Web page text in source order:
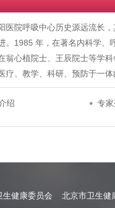
医院呼吸中心历史源远流长
。1985 年，在著名内科学、
翁心植院士、王辰院士等学
疗、教学、科研、预防于一
绍 专
生健康委员会 北京市卫生健